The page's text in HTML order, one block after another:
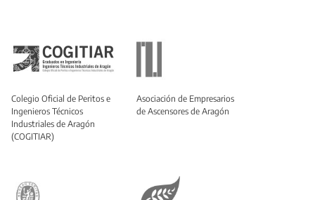
Colegio Oficial de Peritos e
Ingenieros Técnicos
Industriales de Aragón
(COGITIAR)
Asociación de Empresarios
de Ascensores de Aragón